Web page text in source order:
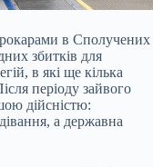
в Сполучених
збитків для
в які ще кілька
періоду зайвого
дійсністю:
а державна